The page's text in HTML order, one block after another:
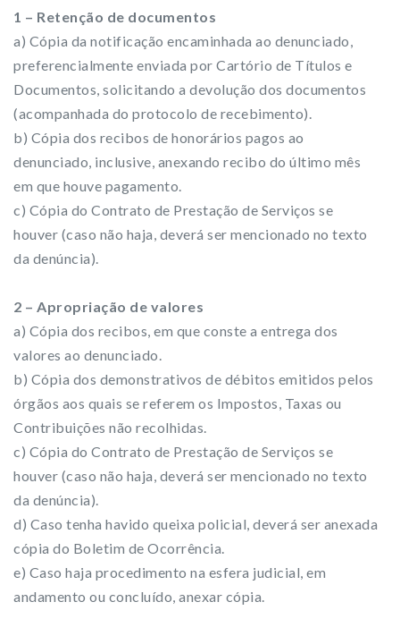
1 – Retenção de documentos
a) Cópia da notificação encaminhada ao denunciado,
preferencialmente enviada por Cartório de Títulos e
Documentos, solicitando a devolução dos documentos
(acompanhada do protocolo de recebimento).
b) Cópia dos recibos de honorários pagos ao
denunciado, inclusive, anexando recibo do último mês
em que houve pagamento.
c) Cópia do Contrato de Prestação de Serviços se
houver (caso não haja, deverá ser mencionado no texto
da denúncia).
2 – Apropriação de valores
a) Cópia dos recibos, em que conste a entrega dos
valores ao denunciado.
b) Cópia dos demonstrativos de débitos emitidos pelos
órgãos aos quais se referem os Impostos, Taxas ou
Contribuições não recolhidas.
c) Cópia do Contrato de Prestação de Serviços se
houver (caso não haja, deverá ser mencionado no texto
da denúncia).
d) Caso tenha havido queixa policial, deverá ser anexada
cópia do Boletim de Ocorrência.
e) Caso haja procedimento na esfera judicial, em
andamento ou concluído, anexar cópia.